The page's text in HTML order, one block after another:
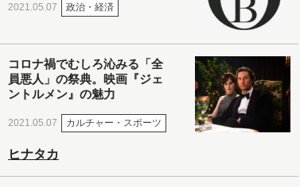
2021.05.07 政治・経済
コロナ禍でむしろ沁みる「全
員悪人」の祭典。映画『ジェ
ントルメン』の魅力
2021.05.07 カルチャー・スポーツ
ヒナタカ